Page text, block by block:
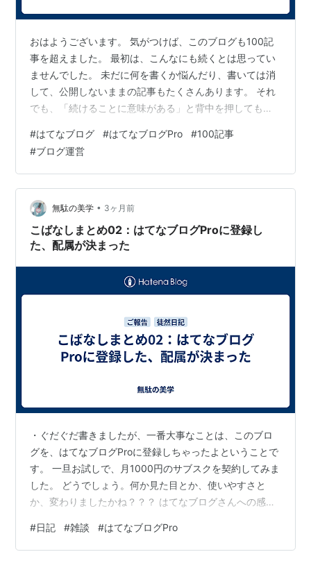
おはようございます。 気がつけば、このブログも100記
事を超えました。 最初は、こんなにも続くとは思ってい
ませんでした。 未だに何を書くか悩んだり、書いては消
して、公開しないままの記事もたくさんあります。 それ
でも、「続けることに意味がある」と背中を押してもら
をきっかけに、はてなブログProに登録してみました。
正直なところ、何かが急に変わるわけではないと思いま
す。 つい先ほど登録したばかりなので、何が変わったの
か、自分でもまだよくわかっていません。 それでも、こ
れからも続けていこうという、自分への小さな挑戦で
す。 これからは、私が思うお金…
#はてなブログ #はてなブログPro #100記事
#ブログ運営
無駄の美学 • 3ヶ月前
こばなしまとめ02：はてなブログProに登録し
た、配属が決まった
・ぐだぐだ書きましたが、一番大事なことは、このブロ
グを、はてなブログProに登録しちゃったよということで
す。 一旦お試しで、月1000円のサブスクを契約してみま
した。 どうでしょう。何か見た目とか、使いやすさと
か、変わりましたかね？？？ はてなブログさんへの感謝
のブログを訪問した時に気持ちの悪い広告が沢山ついて
いるのがめちゃくちゃ嫌で。。。同じ気持ちを、このブ
#日記 #雑談 #はてなブログPro